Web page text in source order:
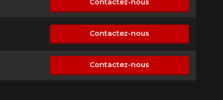
disponible
Contactez-nous
disponible
Contactez-nous
disponible
Contactez-nous